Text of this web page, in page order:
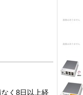
く8日以上経